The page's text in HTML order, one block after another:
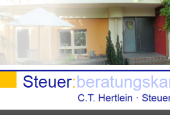
Steuerberatungskanzlei
Sie steuern, wir beraten